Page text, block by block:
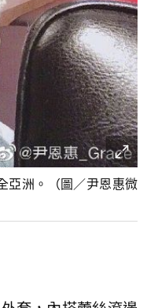
亞洲。（圖／尹恩惠微